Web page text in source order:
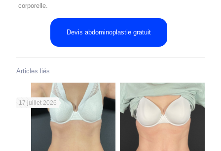
corporelle.
Devis abdominoplastie gratuit
Articles liés
17 juillet 2026